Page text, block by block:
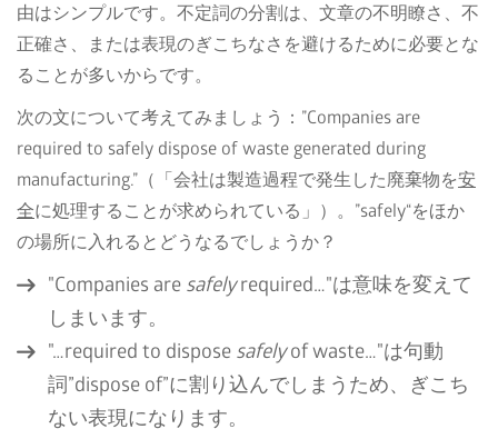
由はシンプルです。不定詞の分割は、文章の不明瞭さ、不
正確さ、または表現のぎこちなさを避けるために必要とな
ることが多いからです。
次の文について考えてみましょう：”Companies are
required to safely dispose of waste generated during
manufacturing.”（「会社は製造過程で発生した廃棄物を安
全に処理することが求められている」）。”safely“をほか
の場所に入れるとどうなるでしょうか？
"Companies are safelyrequired…"は意味を変えて
しまいます。
"…required to dispose safelyof waste…"は句動
詞”dispose of”に割り込んでしまうため、ぎこち
ない表現になります。